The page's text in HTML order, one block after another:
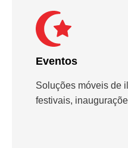
Eventos
Soluções móveis de
festivais,